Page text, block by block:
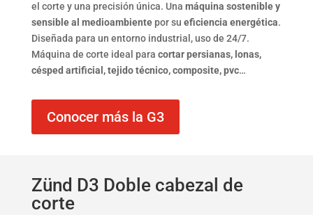
el corte y una precisión única. Una máquina sostenible y
sensible al medioambientepor su eficiencia energética.
Diseñada para un entorno industrial, uso de 24/7.
Máquina de corte ideal para cortar persianas, lonas,
césped artificial, tejido técnico, composite, pvc…
Conocer más la G3
Zünd D3 Doble cabezal de
corte